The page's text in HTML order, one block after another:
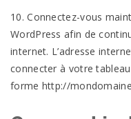
10. Connectez-vous
WordPress afin de
internet. L’adresse
connecter à votre
forme http://